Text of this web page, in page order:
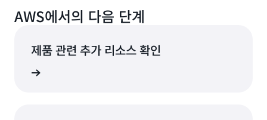
AWS에서의 다음 단계
제품 관련 추가 리소스 확인